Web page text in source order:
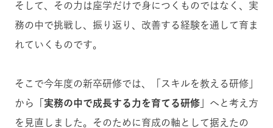
そして、その力は座学だけで身につくものではなく、実
務の中で挑戦し、振り返り、改善する経験を通して育ま
れていくものです。
そこで今年度の新卒研修では、「スキルを教える研修」
から
「実務の中で成長する力を育てる研修」 へと考え方
を見直しました。そのために育成の軸として据えたの